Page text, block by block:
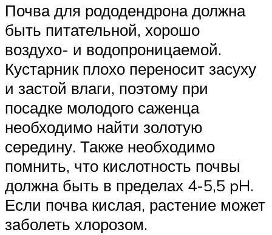
Почва для рододендрона должна
быть питательной, хорошо
воздухо- и водопроницаемой.
Кустарник плохо переносит засуху
и застой влаги, поэтому при
посадке молодого саженца
необходимо найти золотую
середину. Также необходимо
помнить, что кислотность почвы
должна быть в пределах 4-5,5 pH.
Если почва кислая, растение может
заболеть хлорозом.